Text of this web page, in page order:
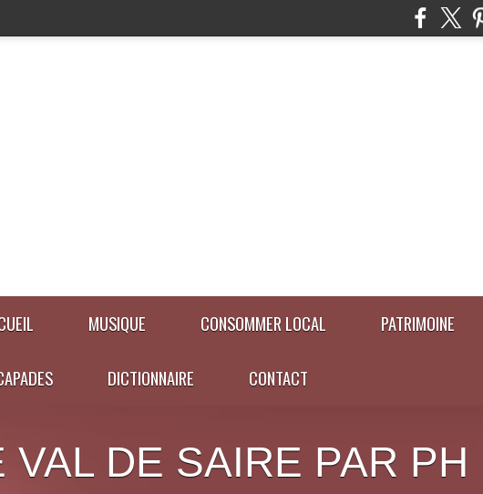
MUSIQUE CONSOMMER LOCAL PATRIMOINE
DICTIONNAIRE CONTACT
VAL DE SAIRE PAR PH